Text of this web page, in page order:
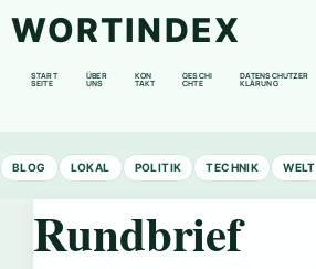
WORTINDEX
START
SEITE
ÜBER
UNS
KON
TAKT
GESCHI
CHTE
DATENSCHUTZER
KLÄRUNG
BLOG LOKAL POLITIK TECHNIK WELT
Rundbrief